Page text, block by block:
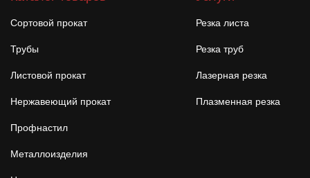
Сортовой прокат
Трубы
Листовой прокат
Нержавеющий прокат
Профнастил
Металлоизделия
Резка листа
Резка труб
Лазерная резка
Плазменная резка